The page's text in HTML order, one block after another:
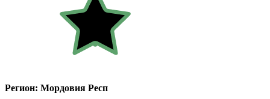
Регион: Мордовия Респ